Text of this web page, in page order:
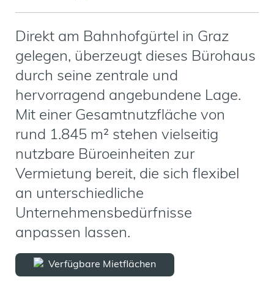
Direkt am Bahnhofgürtel in Graz
gelegen, überzeugt dieses Bürohaus
durch seine zentrale und
hervorragend angebundene Lage.
Mit einer Gesamtnutzfläche von
rund 1.845 m² stehen vielseitig
nutzbare Büroeinheiten zur
Vermietung bereit, die sich flexibel
an unterschiedliche
Unternehmensbedürfnisse
anpassen lassen.
Verfügbare Mietflächen